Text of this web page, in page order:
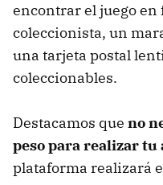
encontrar el juego en
coleccionista, un
una tarjeta postal
coleccionables.
Destacamos que no
peso para realizar tu
plataforma realizará